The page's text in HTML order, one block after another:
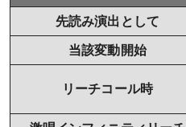
先読み演出として
当該変動開始
リーチコール時